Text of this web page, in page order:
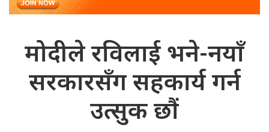
मोदीले रविलाई भने-नयाँ
सरकारसँग सहकार्य गर्न
उत्सुक छौं